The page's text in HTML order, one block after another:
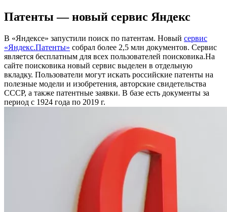
Патенты — новый сервис Яндекс
В «Яндексе» запустили поиск по патентам. Новый сервис
«Яндекс.Патенты» собрал более 2,5 млн документов. Сервис
является бесплатным для всех пользователей поисковика.На
сайте поисковика новый сервис выделен в отдельную
вкладку. Пользователи могут искать российские патенты на
полезные модели и изобретения, авторские свидетельства
СССР, а также патентные заявки. В базе есть документы за
период с 1924 года по 2019 г.